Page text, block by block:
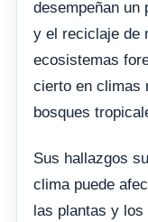
desempeñan un
y el reciclaje de
ecosistemas
cierto en climas
bosques
Sus hallazgos
clima puede
las plantas y